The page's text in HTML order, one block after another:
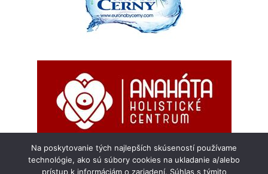
Na poskytovanie tých najlepších skúseností používame
technológie, ako sú súbory cookies na ukladanie a/alebo
prístup k informáciám o zariadení. Súhlas s týmito